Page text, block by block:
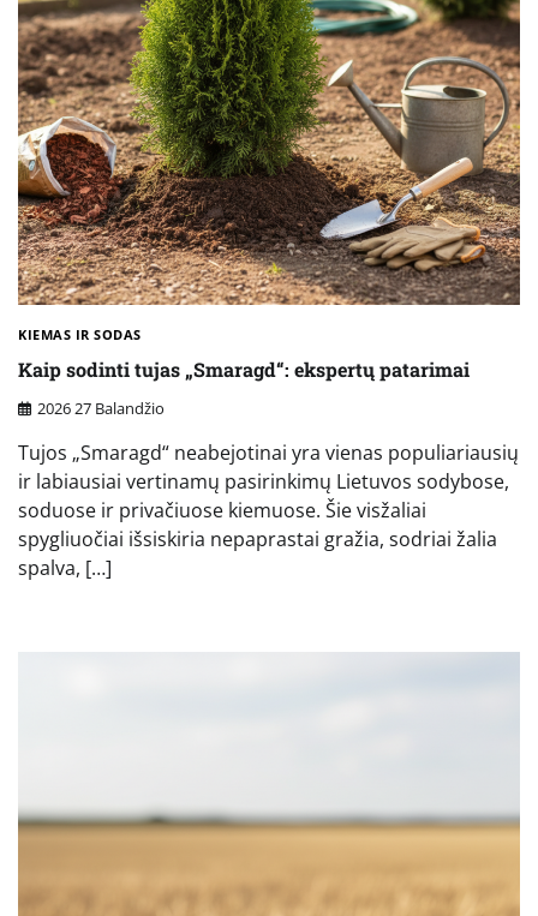
KIEMAS IR SODAS
Kaip sodinti tujas „Smaragd“: ekspertų patarimai
2026 27 Balandžio
Tujos „Smaragd“ neabejotinai yra vienas populiariausių
ir labiausiai vertinamų pasirinkimų Lietuvos sodybose,
soduose ir privačiuose kiemuose. Šie visžaliai
spygliuočiai išsiskiria nepaprastai gražia, sodriai žalia
spalva, […]